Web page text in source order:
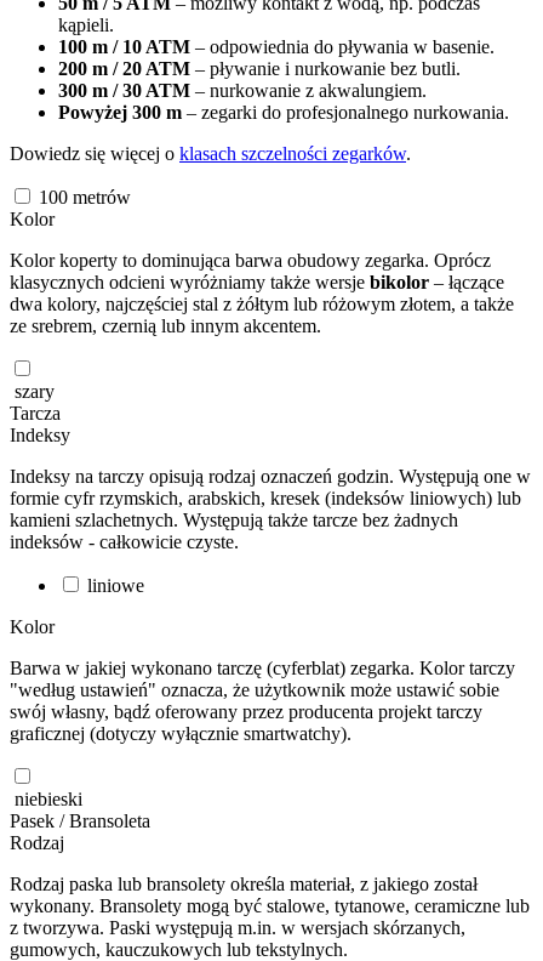
kąpieli.
100 m / 10 ATM – odpowiednia do pływania w basenie.
200 m / 20 ATM – pływanie i nurkowanie bez butli.
300 m / 30 ATM – nurkowanie z akwalungiem.
Powyżej 300 m – zegarki do profesjonalnego nurkowania.
Dowiedz się więcej o klasach szczelności zegarków.
100 metrów
Kolor
Kolor koperty to dominująca barwa obudowy zegarka. Oprócz
klasycznych odcieni wyróżniamy także wersje bikolor – łączące
dwa kolory, najczęściej stal z żółtym lub różowym złotem, a także
ze srebrem, czernią lub innym akcentem.
szary
Tarcza
Indeksy
Indeksy na tarczy opisują rodzaj oznaczeń godzin. Występują one w
formie cyfr rzymskich, arabskich, kresek (indeksów liniowych) lub
kamieni szlachetnych. Występują także tarcze bez żadnych
indeksów - całkowicie czyste.
liniowe
Kolor
Barwa w jakiej wykonano tarczę (cyferblat) zegarka. Kolor tarczy
"według ustawień" oznacza, że użytkownik może ustawić sobie
swój własny, bądź oferowany przez producenta projekt tarczy
graficznej (dotyczy wyłącznie smartwatchy).
niebieski
Pasek / Bransoleta
Rodzaj
Rodzaj paska lub bransolety określa materiał, z jakiego został
wykonany. Bransolety mogą być stalowe, tytanowe, ceramiczne lub
z tworzywa. Paski występują m.in. w wersjach skórzanych,
gumowych, kauczukowych lub tekstylnych.